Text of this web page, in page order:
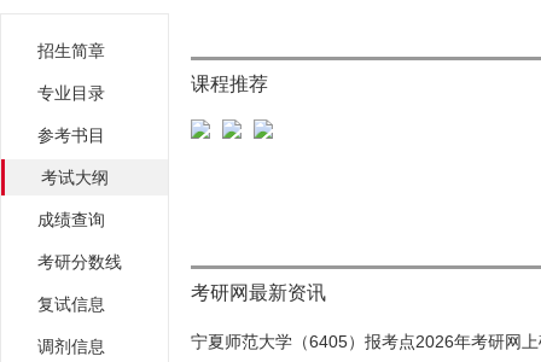
招生简章
专业目录
参考书目
考试大纲
成绩查询
考研分数线
复试信息
调剂信息
课程推荐
考研网最新资讯
宁夏师范大学（6405）报考点2026年考研网